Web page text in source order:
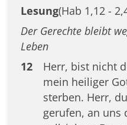
Lesung(Hab 1,12 -
Der Gerechte bleibt
Leben
12
Herr, bist nicht
mein heiliger
sterben. Herr,
gerufen, an uns